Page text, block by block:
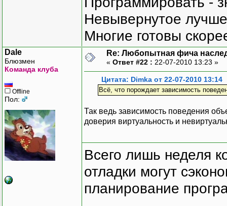
Невывернутое
Многие готовы
Dale
Блюзмен
Команда клуба
Offline
Пол:
Re: Любопытная фича
« Ответ #22 : 22-07-2010 13:23 »
Цитата: Dimka от 22-07-2010 13:14
Всё, что порождает зависимость
Так ведь зависимость поведения
доверия виртуальность и
Всего лишь неделя
отладки могут
планирование